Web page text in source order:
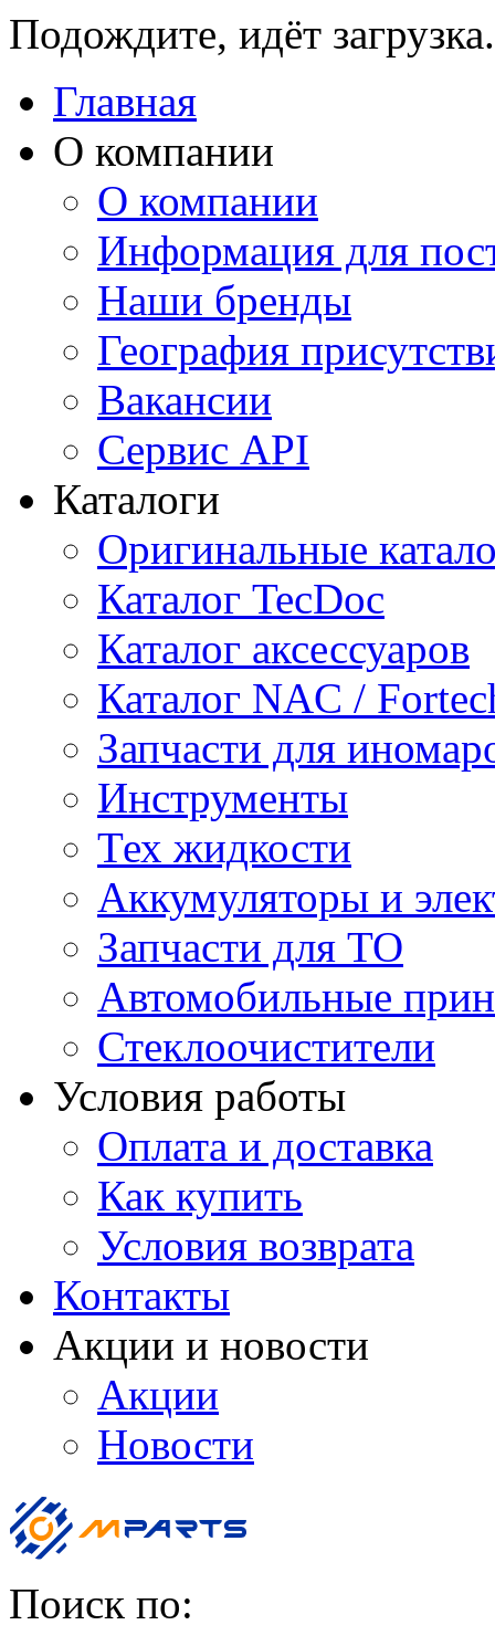
Подождите, идёт
Главная
О компании
О компании
Информация для
Наши бренды
География
Вакансии
Сервис API
Каталоги
Оригинальные
Каталог TecDoc
Каталог аксессуаров
Каталог NAC /
Запчасти для
Инструменты
Тех жидкости
Аккумуляторы и
Запчасти для ТО
Автомобильные
Стеклоочистители
Условия работы
Оплата и доставка
Как купить
Условия возврата
Контакты
Акции и новости
Акции
Новости
Поиск по: